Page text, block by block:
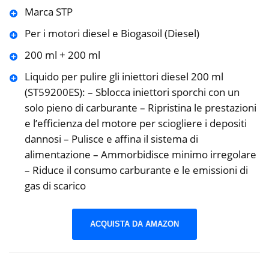
Marca STP
Per i motori diesel e Biogasoil (Diesel)
200 ml + 200 ml
Liquido per pulire gli iniettori diesel 200 ml
(ST59200ES): – Sblocca iniettori sporchi con un
solo pieno di carburante – Ripristina le prestazioni
e l’efficienza del motore per sciogliere i depositi
dannosi – Pulisce e affina il sistema di
alimentazione – Ammorbidisce minimo irregolare
– Riduce il consumo carburante e le emissioni di
gas di scarico
ACQUISTA DA AMAZON